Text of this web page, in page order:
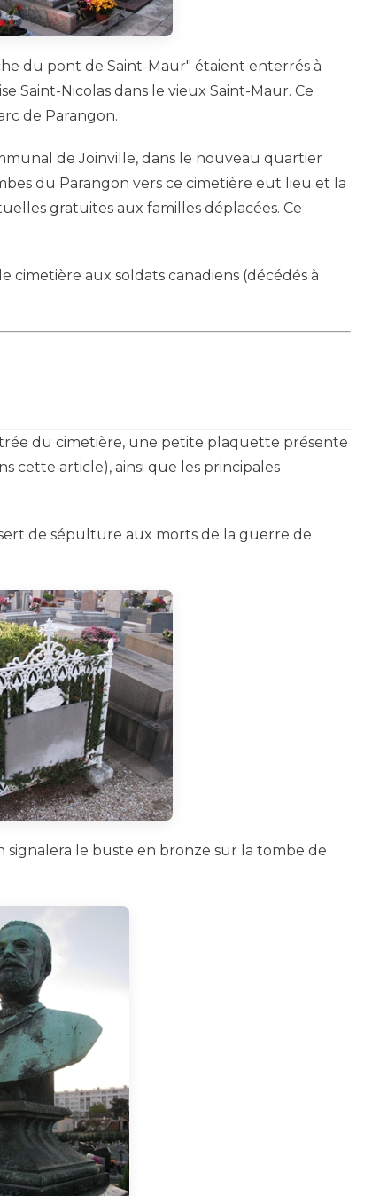
du pont de Saint-Maur" étaient enterrés à
Saint-Nicolas dans le vieux Saint-Maur. Ce
de Parangon.
de Joinville, dans le nouveau quartier
du Parangon vers ce cimetière eut lieu et la
gratuites aux familles déplacées. Ce
cimetière aux soldats canadiens (décédés à
du cimetière, une petite plaquette présente
cette article), ainsi que les principales
de sépulture aux morts de la guerre de
signalera le buste en bronze sur la tombe de